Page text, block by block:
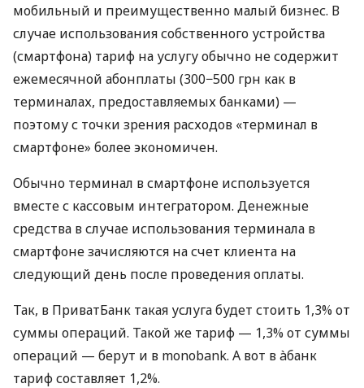
мобильный и преимущественно малый бизнес. В
случае использования собственного устройства
(смартфона) тариф на услугу обычно не содержит
ежемесячной абонплаты (300−500 грн как в
терминалах, предоставляемых банками) —
поэтому с точки зрения расходов «терминал в
смартфоне» более экономичен.
Обычно терминал в смартфоне используется
вместе с кассовым интегратором. Денежные
средства в случае использования терминала в
смартфоне зачисляются на счет клиента на
следующий день после проведения оплаты.
Так, в ПриватБанк такая услуга будет стоить 1,3% от
суммы операций. Такой же тариф — 1,3% от суммы
операций — берут и в monobank. А вот в àбанк
тариф составляет 1,2%.